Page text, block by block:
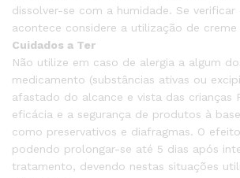
dissolver-se com a humidade. Se
acontece considere a utilização de creme
Cuidados a Ter
Não utilize em caso de alergia a algum
medicamento (substâncias ativas ou
afastado do alcance e vista das crianças
eficácia e a segurança de produtos à
como preservativos e diafragmas. O
podendo prolongar-se até 5 dias após
tratamento, devendo nestas situações